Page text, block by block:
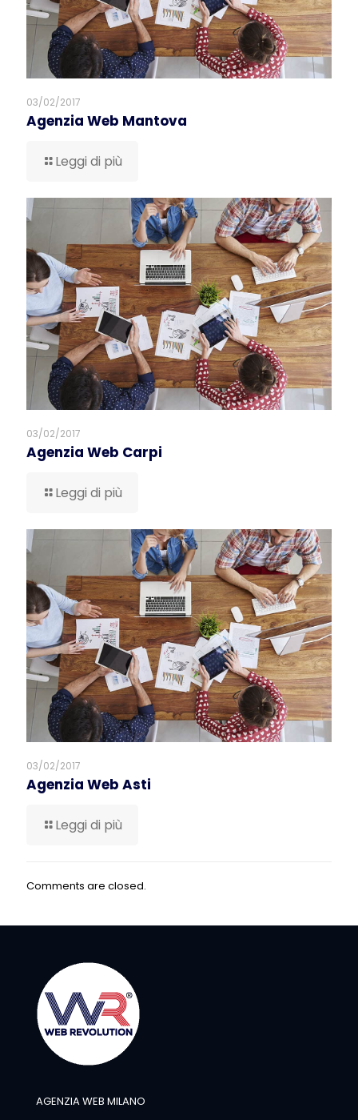
03/02/2017
Agenzia Web Mantova
Leggi di più
03/02/2017
Agenzia Web Carpi
Leggi di più
03/02/2017
Agenzia Web Asti
Leggi di più
Comments are closed.
AGENZIA WEB MILANO